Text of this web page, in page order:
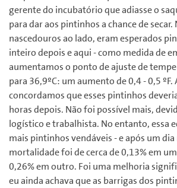
gerente do incubatório que adiasse o
para dar aos pintinhos a chance de secar.
nascedouros ao lado, eram esperados
inteiro depois e aqui - como medida de
aumentamos o ponto de ajuste de
para 36,9ºC: um aumento de 0,4 - 0,5
concordamos que esses pintinhos
horas depois. Não foi possível mais,
logístico e trabalhista. No entanto, essa
mais pintinhos vendáveis ​​- e após um dia
mortalidade foi de cerca de 0,13% em
0,26% em outro. Foi uma melhoria
eu ainda achava que as barrigas dos